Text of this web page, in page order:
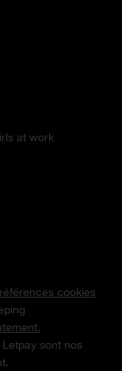
at work
cookies
Letpay sont nos